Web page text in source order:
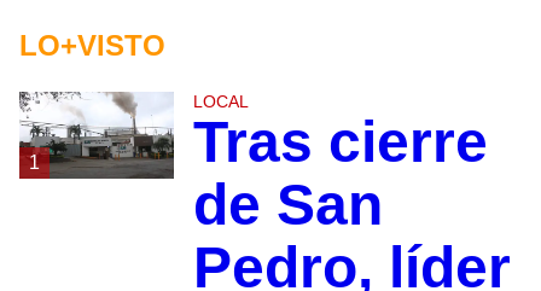
LO+VISTO
1
LOCAL
Tras cierre
de San
Pedro, líder